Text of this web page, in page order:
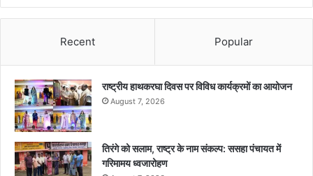
Recent Popular
राष्ट्रीय हाथकरघा दिवस पर विविध कार्यक्रमों का आयोजन
August 7, 2026
तिरंगे को सलाम, राष्ट्र के नाम संकल्प: ससहा पंचायत में
गरिमामय ध्वजारोहण